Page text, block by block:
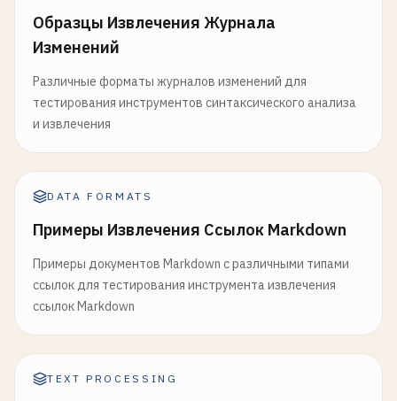
Образцы Извлечения Журнала
Изменений
Различные форматы журналов изменений для
тестирования инструментов синтаксического анализа
и извлечения
DATA FORMATS
Примеры Извлечения Ссылок Markdown
Примеры документов Markdown с различными типами
ссылок для тестирования инструмента извлечения
ссылок Markdown
TEXT PROCESSING